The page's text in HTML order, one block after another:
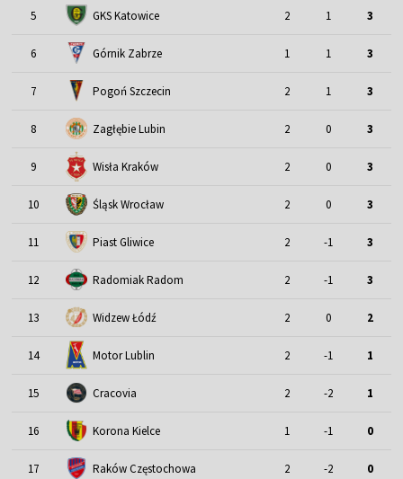
5 GKS Katowice 2 1 3
6 Górnik Zabrze 1 1 3
7 Pogoń Szczecin 2 1 3
8 Zagłębie Lubin 2 0 3
9 Wisła Kraków 2 0 3
10 Śląsk Wrocław 2 0 3
11 Piast Gliwice 2 -1 3
12 Radomiak Radom 2 -1 3
13 Widzew Łódź 2 0 2
14 Motor Lublin 2 -1 1
15 Cracovia 2 -2 1
16 Korona Kielce 1 -1 0
17 Raków Częstochowa 2 -2 0